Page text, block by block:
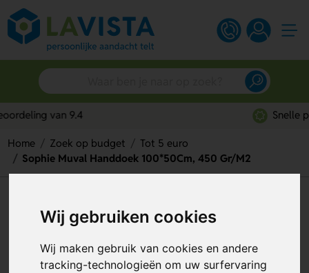
Wij gebruiken cookies
Wij maken gebruik van cookies en andere
tracking-technologieën om uw surfervaring
Home Zoek op budget
Tot 5 euro
Sophie Muval Handdoek 100*50Cm, 450 Gr/M2
Sophie Muval Handdoek
100*50Cm, 450 Gr/M2
Artikelnummer: 100105